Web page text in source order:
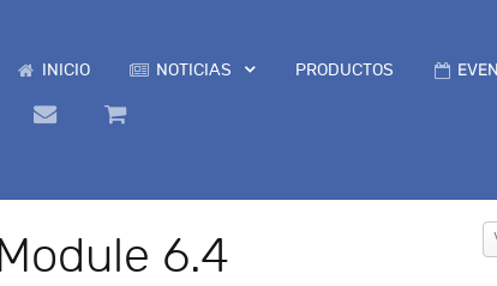
INICIO NOTICIAS PRODUCTOS
6.4